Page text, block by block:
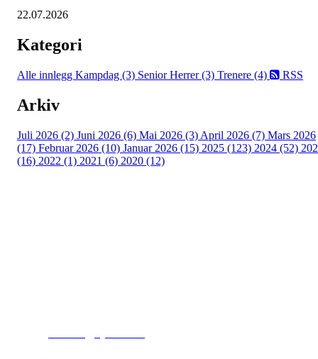
22.07.2026
Kategori
Alle innlegg Kampdag (3) Senior Herrer (3) Trenere (4) RSS
Arkiv
Juli 2026 (2) Juni 2026 (6) Mai 2026 (3) April 2026 (7) Mars 2026
(17) Februar 2026 (10) Januar 2026 (15) 2025 (123) 2024 (52)
(16) 2022 (1) 2021 (6) 2020 (12)